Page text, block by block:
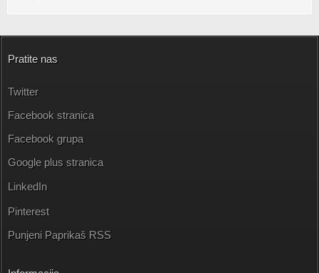
Pratite nas
Twitter
Facebook stranica
Facebook grupa
Google plus stranica
LinkedIn
Pinterest
Punjeni Paprikaš RSS